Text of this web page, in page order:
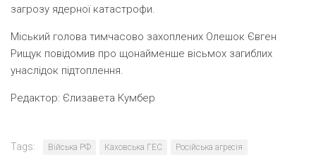
загрозу ядерної катастрофи.
Міський голова тимчасово захоплених Олешок Євген
Рищук повідомив про щонайменше вісьмох загиблих
унаслідок підтоплення.
Редактор: Єлизавета Кумбер
Tags: Війська РФ Каховська ГЕС
Російська агресія